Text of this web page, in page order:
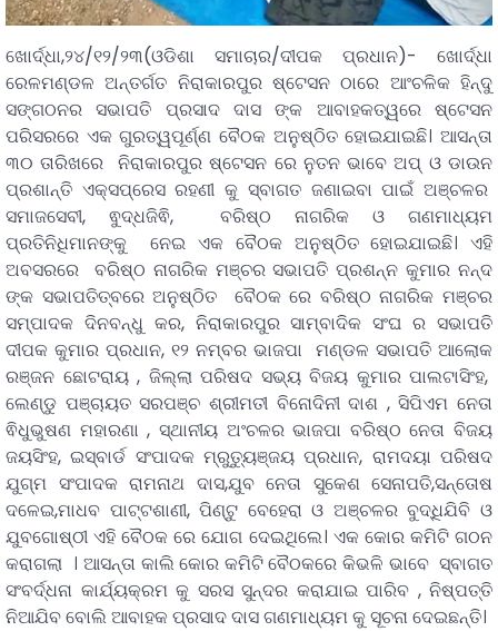
ଖୋର୍ଦ୍ଧା,୨୪/୧୨/୨୩(ଓଡିଶା ସମାଚାର/ଦୀପକ ପ୍ରଧାନ)- ଖୋର୍ଦ୍ଧା
ରେଳମଣ୍ଡଳ ଅନ୍ତର୍ଗତ ନିରାକାରପୁର ଷ୍ଟେସନ ଠାରେ ଆଂଚଳିକ ହିନ୍ଦୁ
ସଙ୍ଗଠନର ସଭାପତି ପ୍ରସାଦ ଦାସ ଙ୍କ ଆବାହକତ୍ୱରେ ଷ୍ଟେସନ
ପରିସରରେ ଏକ ଗୁରତ୍ୱପୂର୍ଣ୍ଣ ବୈଠକ ଅନୁଷ୍ଠିତ ହୋଇଯାଇଛି। ଆସନ୍ତା
୩୦ ତାରିଖରେ ନିରାକାରପୁର ଷ୍ଟେସନ ରେ ନୁତନ ଭାବେ ଅପ୍ ଓ ଡାଉନ
ପ୍ରଶାନ୍ତି ଏକ୍ସପ୍ରେସ ରହଣୀ କୁ ସ୍ବାଗତ ଜଣାଇବା ପାଇଁ ଅଞ୍ଚଳର
ସମାଜସେବୀ, ଵୁଦ୍ଧଜିଵି, ବରିଷ୍ଠ ନାଗରିକ ଓ ଗଣମାଧ୍ୟମ
ପ୍ରତିନିଧିମାନଙ୍କୁ ନେଇ ଏକ ବୈଠକ ଅନୁଷ୍ଠିତ ହୋଇଯାଇଛି। ଏହି
ଅବସରରେ ବରିଷ୍ଠ ନାଗରିକ ମଞ୍ଚର ସଭାପତି ପ୍ରଶନ୍ନ କୁମାର ନନ୍ଦ
ଙ୍କ ସଭାପତିତ୍ବରେ ଅନୁଷ୍ଠିତ ବୈଠକ ରେ ବରିଷ୍ଠ ନାଗରିକ ମଞ୍ଚର
ସମ୍ପାଦକ ଦିନବନ୍ଧୁ କର, ନିରାକାରପୁର ସାମ୍ବାଦିକ ସଂଘ ର ସଭାପତି
ଦୀପକ କୁମାର ପ୍ରଧାନ, ୧୨ ନମ୍ବର ଭାଜପା ମଣ୍ଡଳ ସଭାପତି ଆଲୋକ
ରଞ୍ଜନ ଛୋଟରାୟ , ଜିଲ୍ଲା ପରିଷଦ ସଭ୍ୟ ବିଜୟ କୁମାର ପାଲଟାସିଂହ,
ଲେଣ୍ଡୁ ପଞ୍ଚାୟତ ସରପଞ୍ଚ ଶ୍ରୀମତୀ ବିନୋଦିନୀ ଦାଶ , ସିପିଏମ ନେତା
ଵିଧୁଭୁଷଣ ମହାରଣା , ସ୍ଥାନୀୟ ଅଂଚଳର ଭାଜପା ବରିଷ୍ଠ ନେତା ବିଜୟ
ଜୟସିଂହ, ଇସ୍ବାର୍ଡ ସଂପାଦକ ମ୍ରୁତ୍ୟୁଞ୍ଜୟ ପ୍ରଧାନ, ରାମଦୟା ପରିଷଦ
ଯୁଗ୍ମ ସଂପାଦକ ରାମନାଥ ଦାସ,ଯୁବ ନେତା ସୁକେଶ ସେନାପତି,ସନ୍ତୋଷ
ଦଳେଇ,ମାଧବ ପାଟ୍ଟଶାଣୀ, ପିଣ୍ଟୁ ବେହେରା ଓ ଅଞ୍ଚଳର ବୁଦ୍ଧିଯିବି ଓ
ଯୁବଗୋଷ୍ଠୀ ଏହି ବୈଠକ ରେ ଯୋଗ ଦେଇଥିଲେ। ଏକ କୋର କମିଟି ଗଠନ
କରାଗଲା । ଆସନ୍ତା କାଲି କୋର କମିଟି ବୈଠକରେ କିଭଳି ଭାବେ ସ୍ବାଗତ
ସଂବର୍ଦ୍ଧନା କାର୍ଯ୍ୟକ୍ରମ କୁ ସରସ ସୁନ୍ଦର କରାଯାଇ ପାରିବ , ନିଷ୍ପତ୍ତି
ନିଆଯିବ ବୋଲି ଆବାହକ ପ୍ରସାଦ ଦାସ ଗଣମାଧ୍ୟମ କୁ ସୂଚନା ଦେଇଛନ୍ତି।